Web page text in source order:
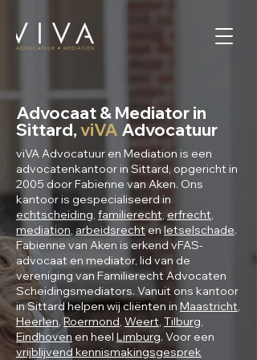
Advocaat & Mediator in
Sittard,viVA Advocatuur
viVA Advocatuur en Mediation is een
advocatenkantoor in Sittard, opgericht in
2005 door Fabienne van Aken. Ons
kantoor is gespecialiseerd in
echtscheiding, familierecht, erfrecht,
mediation, arbeidsrecht en letselschade.
Fabienne van Aken is erkend vFAS-
advocaat en mediator, lid van de
vereniging van Familierecht Advocaten
Scheidingsmediators. Vanuit ons kantoor
in Sittard helpen wij cliënten in Maastricht,
Heerlen, Roermond, Weert, Tilburg,
Eindhoven en heel Limburg. Voor een
vrijblijvend kennismakingsgesprek